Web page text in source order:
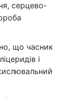
серцево-
що часник
і